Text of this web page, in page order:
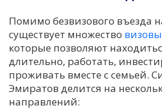
Помимо безвизового въезда
существует множество
которые позволяют
длительно, работать,
проживать вместе с семьей.
Эмиратов делится на
направлений: